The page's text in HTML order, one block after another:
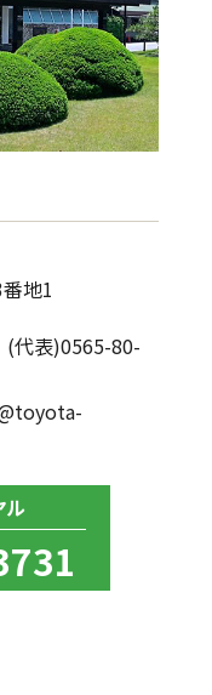
地1
(代表)0565-80-
ル